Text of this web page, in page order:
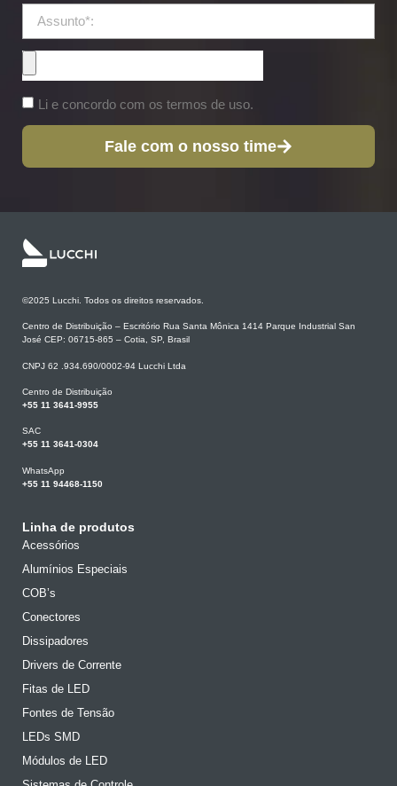
Li e concordo com os termos de uso.
Fale com o nosso time
©2025 Lucchi. Todos os direitos reservados.
Centro de Distribuição – Escritório Rua Santa Mônica 1414 Parque Industrial San
José CEP: 06715-865 – Cotia, SP, Brasil
CNPJ 62 .934.690/0002-94 Lucchi Ltda
Centro de Distribuição
+55 11 3641-9955
SAC
+55 11 3641-0304
WhatsApp
+55 11 94468-1150
Linha de produtos
Acessórios
Alumínios Especiais
COB’s
Conectores
Dissipadores
Drivers de Corrente
Fitas de LED
Fontes de Tensão
LEDs SMD
Módulos de LED